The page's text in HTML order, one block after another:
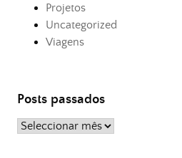
Projetos
Uncategorized
Viagens
Posts passados
Posts